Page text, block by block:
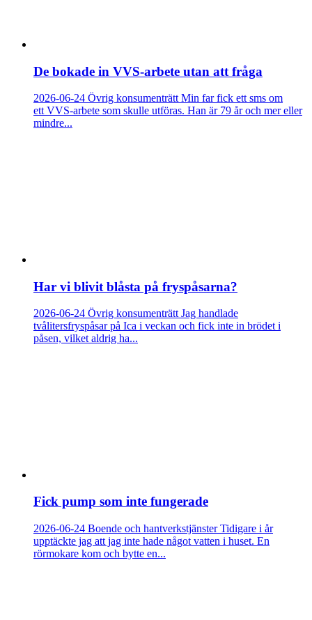
De bokade in VVS-arbete utan att fråga
2026-06-24 Övrig konsumenträtt Min far fick ett sms om
ett VVS-arbete som skulle utföras. Han är 79 år och mer eller
mindre...
Har vi blivit blåsta på fryspåsarna?
2026-06-24 Övrig konsumenträtt Jag handlade
tvålitersfryspåsar på Ica i veckan och fick inte in brödet i
påsen, vilket aldrig ha...
Fick pump som inte fungerade
2026-06-24 Boende och hantverkstjänsterTidigare i år
upptäckte jag att jag inte hade något vatten i huset. En
rörmokare kom och bytte en...